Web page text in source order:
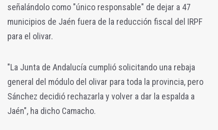
señalándolo como "único responsable" de dejar a 47
municipios de Jaén fuera de la reducción fiscal del IRPF
para el olivar.
"La Junta de Andalucía cumplió solicitando una rebaja
general del módulo del olivar para toda la provincia, pero
Sánchez decidió rechazarla y volver a dar la espalda a
Jaén", ha dicho Camacho.